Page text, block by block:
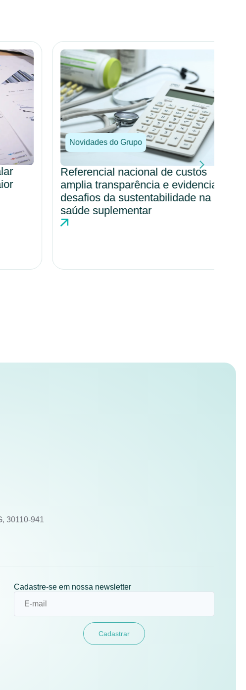
Novidades do Grupo
Referencial nacional de custos
amplia transparência e evidencia
desafios da sustentabilidade na
saúde suplementar
30110-941
Cadastre-se em nossa newsletter
Cadastrar